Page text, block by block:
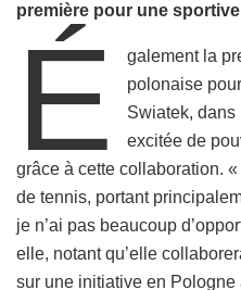
première pour une
É
galement la
polonaise
Swiatek, dans
excitée de
grâce à cette collaboration.
de tennis, portant
je n’ai pas beaucoup
elle, notant qu’elle
sur une initiative en